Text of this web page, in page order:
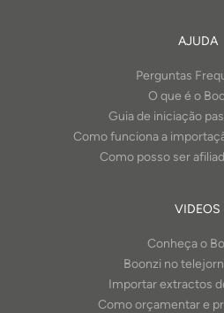
AJUDA
Perguntas
O que é o
Guia de iniciação
Como funciona a
Como posso ser
VIDEOS
Conheça o
Boonzi no
Importar extractos
Como orçamentar e